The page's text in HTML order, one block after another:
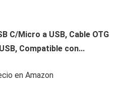
C/Micro a USB, Cable OTG
Compatible con...
en Amazon